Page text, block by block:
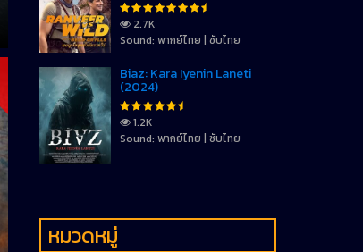
2.7K
Sound: พากย์ไทย | ซับไทย
Biaz: Kara Iyenin Laneti
(2024)
1.2K
Sound: พากย์ไทย | ซับไทย
หมวดหมู่